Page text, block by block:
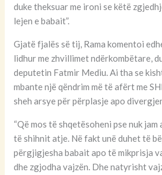
duke theksuar me ironi se këtë
lejen e babait”.
Gjatë fjalës së tij, Rama komentoi
lidhur me zhvillimet ndërkombëtare,
deputetin Fatmir Mediu. Ai tha se
mbante një qëndrim më të afërt me
sheh arsye për përplasje apo
“Që mos të shqetësoheni pse nuk
të shihnit atje. Në fakt unë duhet të
përgjigjesha babait apo të mikprisja
dhe zgjodha vajzën. Dhe natyrisht